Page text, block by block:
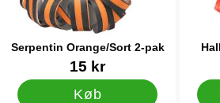
Serpentin Orange/Sort 2-pak
15 kr
Køb